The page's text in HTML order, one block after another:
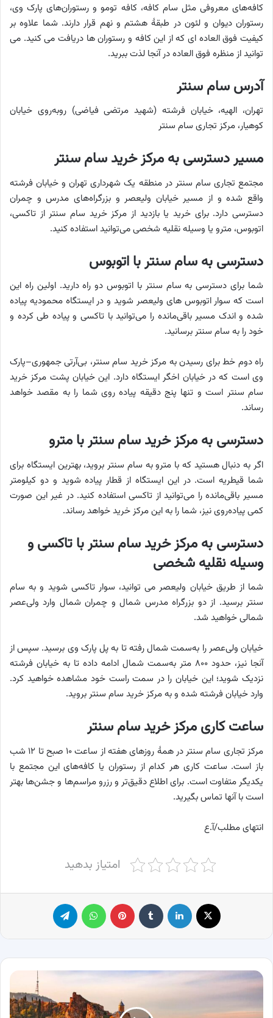
کافه‌های معروفی مثل سام کافه، کافه تومو و رستوران‌های پارک وی،
رستوران دیوان و لئون در طبقۀ هشتم و نهم قرار دارند. شما علاوه بر
کیفیت فوق العاده ای که از این کافه و رستوران ها دریافت می کنید. می
توانید از منظره فوق العاده در آنجا لذت ببرید.
آدرس سام سنتر
تهران، الهیه، خیابان فرشته (شهید مرتضی فیاضی) رو‌به‌روی خیابان
کوهیار، مرکز تجاری سام سنتر
مسیر دسترسی به مرکز خرید سام سنتر
مجتمع تجاری سام سنتر در منطقه یک شهرداری تهران و خیابان فرشته
واقع شده و از مسیر خیابان ولیعصر و بزرگرا‌ه‌های مدرس و چمران
دسترسی دارد. برای خرید یا بازدید از مرکز خرید سام سنتر از تاکسی،‌
اتوبوس، مترو یا وسیله نقلیه شخصی می‌توانید استفاده کنید.
دسترسی به سام سنتر با اتوبوس
شما برای دسترسی به سام سنتر با اتوبوس دو راه دارید. اولین راه این
است که سوار اتوبوس های ولیعصر شوید و در ایستگاه محمودیه پیاده
شده و اندک مسیر باقی‌مانده را می‌توانید با تاکسی و پیاده طی کرده و
خود را به سام سنتر برسانید.
راه دوم خط برای رسیدن به مرکز خرید سام سنتر، بی‌آر‌تی جمهوری–پارک
وی است که در خیابان اخگر ایستگاه دارد. این خیابان پشت مرکز خرید
سام سنتر است و تنها پنج دقیقه پیاده روی شما را به مقصد خواهد
رساند.
دسترسی به مرکز خرید سام سنتر با مترو
اگر به دنبال هستید که با مترو به سام سنتر بروید، بهترین ایستگاه برای
شما قیطریه است. در این ایستگاه از قطار پیاده شوید و دو کیلومتر
مسیر باقی‌مانده را می‌توانید از تاکسی استفاده کنید. در غیر این صورت
کمی پیاده‌روی نیز، شما را به این مرکز خرید خواهد رساند.
دسترسی به مرکز خرید سام سنتر با تاکسی و
وسیله نقلیه شخصی
شما از طریق خیابان ولیعصر می توانید، سوار تاکسی شوید و به سام
سنتر برسید. از دو بزرگراه‌ مدرس شمال و چمران شمال وارد ولی‌عصر
شمالی خواهید شد.
خیابان ولی‌عصر را به‌سمت شمال رفته تا به پل پارک وی برسید. سپس از
آنجا نیز، حدود ۸۰۰ متر به‌سمت شمال ادامه داده تا به خیابان فرشته
نزدیک شوید؛ این خیابان را در سمت راست خود مشاهده خواهید کرد.
وارد خیابان فرشته شده و به مرکز خرید سام سنتر بروید.
ساعت کاری مرکز خرید سام سنتر
مرکز تجاری سام سنتر در همۀ روزهای هفته از ساعت ۱۰ صبح تا ۱۲ شب
باز است. ساعت کاری هر کدام از رستوران یا کافه‌های این مجتمع با
یکدیگر متفاوت است. برای اطلاع دقیق‌تر و رزرو مراسم‌ها و جشن‌ها بهتر
است با آنها تماس بگیرید.
انتهای مطلب/آ.ع
امتیاز بدهید
لینکدین ‫تامبلر پینترست
چطور
سفری
به